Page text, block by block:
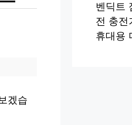
겠습
벤딕트
전 충전
휴대용